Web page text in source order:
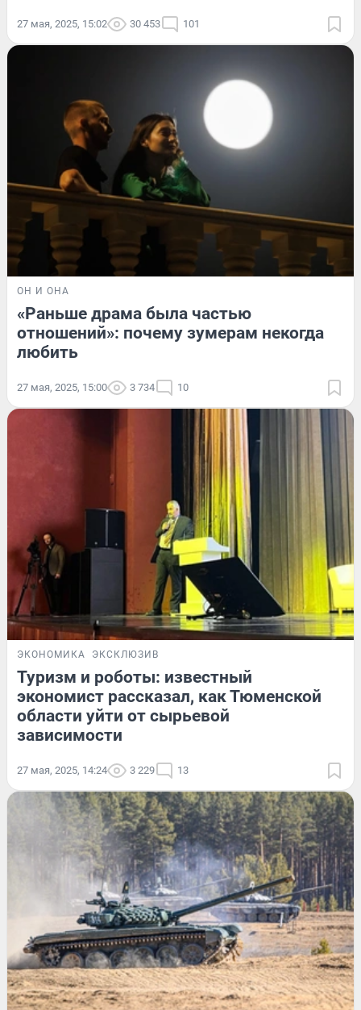
27 мая, 2025, 15:02 30 453 101
ОН И ОНА
«Раньше драма была частью
отношений»: почему зумерам некогда
любить
27 мая, 2025, 15:00 3 734 10
ЭКОНОМИКА ЭКСКЛЮЗИВ
Туризм и роботы: известный
экономист рассказал, как Тюменской
области уйти от сырьевой
зависимости
27 мая, 2025, 14:24 3 229 13